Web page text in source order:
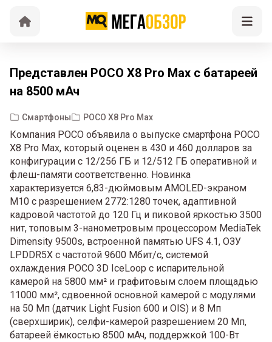
Представлен POCO X8 Pro Max c батареей
на 8500 мАч
Смартфоны POCO X8 Pro Max
Компания POCO объявила о выпуске смартфона POCO
X8 Pro Max, который оценен в 430 и 460 долларов за
конфигурации с 12/256 ГБ и 12/512 ГБ оперативной и
флеш-памяти соответственно. Новинка
характеризуется 6,83-дюймовым AMOLED-экраном
M10 с разрешением 2772:1280 точек, адаптивной
кадровой частотой до 120 Гц и пиковой яркостью 3500
нит, топовым 3-нанометровым процессором MediaTek
Dimensity 9500s, встроенной памятью UFS 4.1, ОЗУ
LPDDR5X с частотой 9600 Мбит/с, системой
охлаждения POCO 3D IceLoop с испарительной
камерой на 5800 мм² и графитовым слоем площадью
11000 мм², сдвоенной основной камерой с модулями
на 50 Мп (датчик Light Fusion 600 и OIS) и 8 Мп
(сверхширик), селфи-камерой разрешением 20 Мп,
батареей ёмкостью 8500 мАч, поддержкой 100-Вт